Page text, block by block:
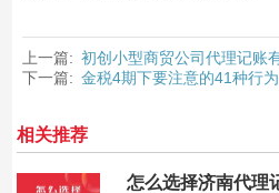
上一篇: 初创小型商贸公司代理记账
下一篇: 金税4期下要注意的41种行为
相关推荐
怎么选择济南代理